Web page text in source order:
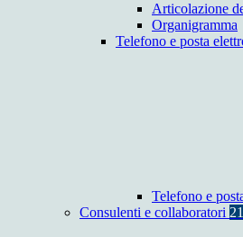
Articolazione
Organigramma
Telefono e posta
Telefono e
Consulenti e collaboratori 21